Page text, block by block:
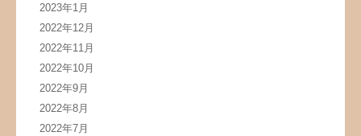
2023年1月
2022年12月
2022年11月
2022年10月
2022年9月
2022年8月
2022年7月